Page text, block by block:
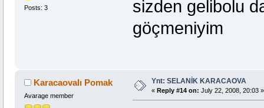
Posts: 3
sizden gelibolu
göçmeniyim
Karacaovalı Pomak
Avarage member
Ynt: SELANİK KARACAOVA
« Reply #14 on: July 22, 2008, 20:03 »